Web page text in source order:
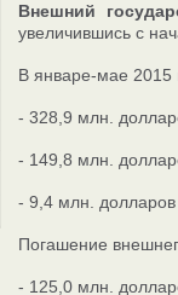
Внешний
увеличившись с
В январе-мае
- 328,9 млн.
- 149,8 млн.
- 9,4 млн.
Погашение
- 125,0 млн.